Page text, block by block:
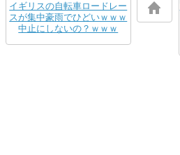
イギリスの自転車ロードレー
スが集中豪雨でひどいｗｗｗ
中止にしないの？ｗｗｗ